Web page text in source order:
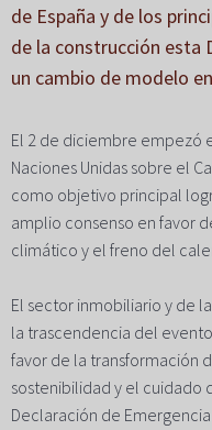
de España y de los
de la construcción esta
un cambio de modelo
El 2 de diciembre empezó
Naciones Unidas sobre el
como objetivo principal
amplio consenso en favor
climático y el freno del
El sector inmobiliario y de
la trascendencia del
favor de la transformación
sostenibilidad y el cuidado
Declaración de